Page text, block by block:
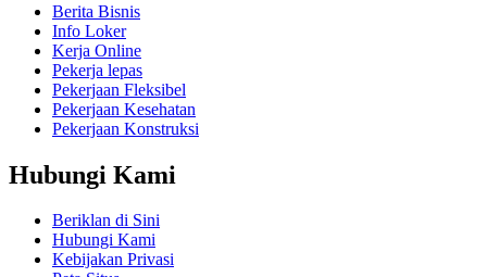
Berita Bisnis
Info Loker
Kerja Online
Pekerja lepas
Pekerjaan Fleksibel
Pekerjaan Kesehatan
Pekerjaan Konstruksi
Hubungi Kami
Beriklan di Sini
Hubungi Kami
Kebijakan Privasi